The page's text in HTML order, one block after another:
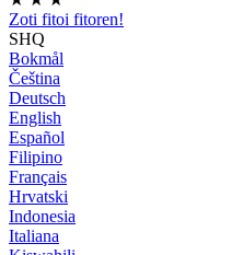
Zoti fitoi fitoren!
SHQ
Bokmål
Čeština
Deutsch
English
Español
Filipino
Français
Hrvatski
Indonesia
Italiana